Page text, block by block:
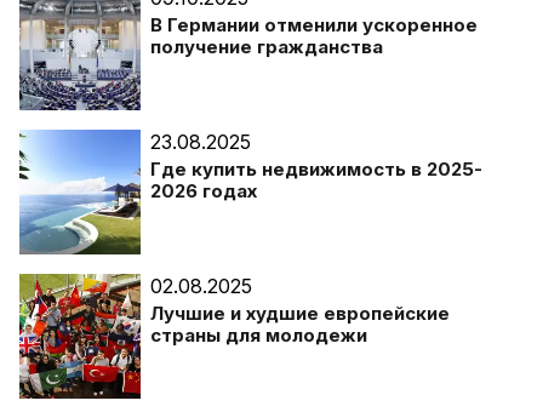
В Германии отменили ускоренное
получение гражданства
23.08.2025
Где купить недвижимость в 2025-
2026 годах
02.08.2025
Лучшие и худшие европейские
страны для молодежи